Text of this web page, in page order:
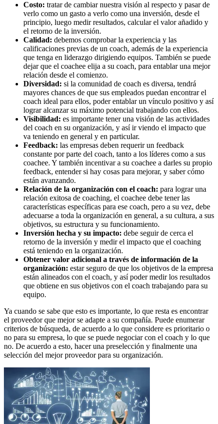
Costo: tratar de cambiar nuestra visión al respecto y pasar de
verlo como un gasto a verlo como una inversión, desde el
principio, luego medir resultados, calcular el valor añadido y
el retorno de la inversión.
Calidad: debemos comprobar la experiencia y las
calificaciones previas de un coach, además de la experiencia
que tenga en liderazgo dirigiendo equipos. También se puede
dejar que el coachee elija a su coach, para entablar una mejor
relación desde el comienzo.
Diversidad: si la comunidad de coach es diversa, tendrá
mayores chances de que sus empleados puedan encontrar el
coach ideal para ellos, poder entablar un vínculo positivo y así
lograr alcanzar su máximo potencial trabajando con ellos.
Visibilidad: es importante tener una visión de las actividades
del coach en su organización, y así ir viendo el impacto que
va teniendo en general y en particular.
Feedback: las empresas deben requerir un feedback
constante por parte del coach, tanto a los líderes como a sus
coachee. Y también incentivar a su coachee a darles su propio
feedback, entender si hay cosas para mejorar, y saber cómo
están avanzando.
Relación de la organización con el coach: para lograr una
relación exitosa de coaching, el coachee debe tener las
características específicas para ese coach, pero a su vez, debe
adecuarse a toda la organización en general, a su cultura, a sus
objetivos, su estructura y su funcionamiento.
Inversión hecha y su impacto: debe seguir de cerca el
retorno de la inversión y medir el impacto que el coaching
está teniendo en la organización.
Obtener valor adicional a través de información de la
organización: estar seguro de que los objetivos de la empresa
están alineados con el coach, y así poder medir los resultados
que obtiene en sus objetivos con el coach trabajando para su
equipo.
Ya cuando se sabe que esto es importante, lo que resta es encontrar
el proveedor que mejor se adapte a su compañía. Puede enumerar
criterios de búsqueda, de acuerdo a lo que considere es prioritario o
no para su empresa, lo que se puede negociar con el coach y lo que
no. De acuerdo a esto, hacer una preselección y finalmente una
selección del mejor proveedor para su organización.